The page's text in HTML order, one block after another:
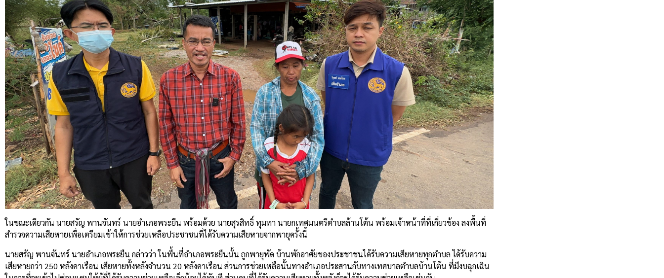
ในขณะเดียวกัน นายสรัญ พานจันทร์ นายอำเภอพระยืน พร้อมด้วย นายสุรสิทธิ์ ทุมทา นายกเทศมนตรีตำบลล้านโต้น พร้อมเจ้าหน้าที่ที่เกี่ยวข้อง ลงพื้นที่
สำรวจความเสียหายเพื่อเตรียมเข้าให้การช่วยเหลือประชาชนที่ได้รับความเสียหายจากพายุครั้งนี้
นายสรัญ พานจันทร์ นายอำเภอพระยืน กล่าวว่า ในพื้นที่อำเภอพระยืนนั้น ถูกพายุพัด บ้านพักอาศัยของประชาชนได้รับความเสียหายทุกตำบล ได้รับความ
เสียหายกว่า 250 หลังคาเรือน เสียหายทั้งหลังจำนวน 20 หลังคาเรือน ส่วนการช่วยเหลือนั้นทางอำเภอประสานกับทางเทศบาลตำบลบ้านโต้น ที่มีงบฉุกเฉิน